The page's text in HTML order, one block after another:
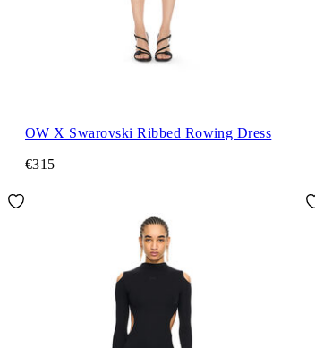
OW X Swarovski Ribbed Rowing Dress
€315